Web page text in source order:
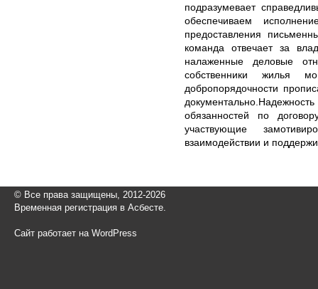
подразумевает
обеспечиваем
предоставления
команда отвечает за
налаженные деловые
собственники жилья
добропорядочности
обязанностей по
участвующие
взаимодействии и
© Все права защищены, 2012-2026
Временная регистрация в Асбесте.
Сайт работает на WordPress